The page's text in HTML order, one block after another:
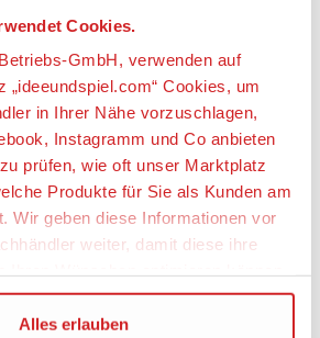
Cookies.
GmbH, verwenden auf
„ideeundspiel.com“ Cookies, um
in Ihrer Nähe vorzuschlagen,
Instagramm und Co anbieten
prüfen, wie oft unser Marktplatz
Produkte für Sie als Kunden am
Wir geben diese Informationen vor
weiter, damit diese ihre
Google Tag Manager um weitere
Alles erlauben
THE LEGO® NINJAGO®
Rollenspiele nach.
cm hoch, 44 cm lang und 30 cm
cm hoch, 9 cm lang und 12 cm